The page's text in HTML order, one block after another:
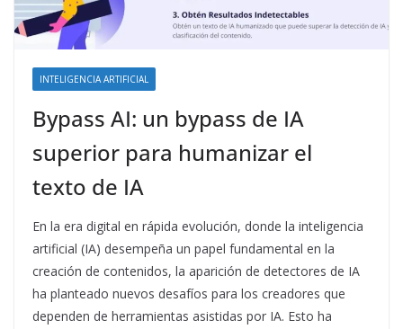
INTELIGENCIA ARTIFICIAL
Bypass AI: un bypass de IA
superior para humanizar el
texto de IA
En la era digital en rápida evolución, donde la inteligencia
artificial (IA) desempeña un papel fundamental en la
creación de contenidos, la aparición de detectores de IA
ha planteado nuevos desafíos para los creadores que
dependen de herramientas asistidas por IA. Esto ha